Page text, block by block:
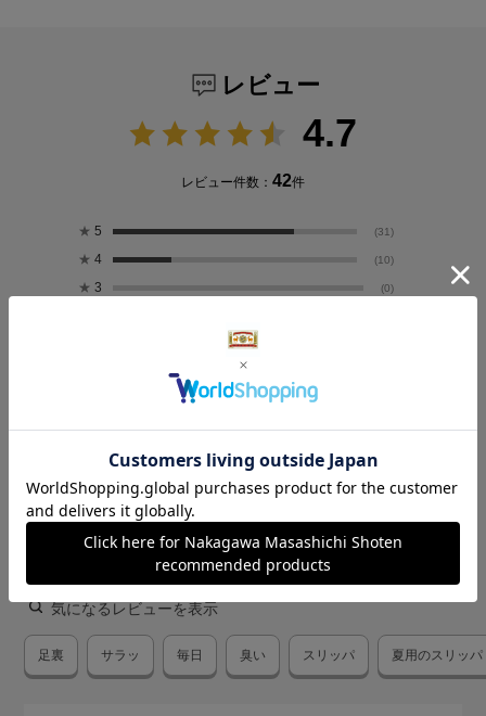
レビュー
4.7
レビュー件数： 42件
★ 5 (31)
★ 4 (10)
★ 3 (0)
愛用者による追記レビュー(1)
絞り込み 表示：新しい順
気になるレビューを表示
足裏 サラッ 毎日 臭い スリッパ 夏用のスリッパ